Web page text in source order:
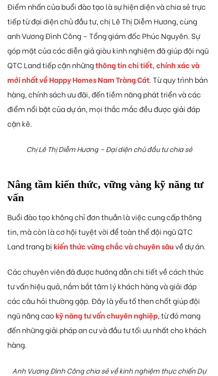
Điểm nhấn của buổi đào tạo là sự hiện diện và chia sẻ trực
tiếp từ đại diện chủ đầu tư, chị Lê Thị Diễm Hương, cùng
anh Vương Đình Công – Tổng giám đốc Phúc Nguyên. Sự
góp mặt của các diễn giả giàu kinh nghiệm đã giúp đội ngũ
QTC Land tiếp cận nhữngthông tin chi tiết, chính xác và
mới nhất về Happy Homes Nam Tràng Cát. Từ quy trình bán
hàng, chính sách ưu đãi, đến tiềm năng phát triển và các
điểm nổi bật của dự án, mọi thắc mắc đều được giải đáp
cặn kẽ.
Chị Lê Thị Diễm Hương – Đại diện chủ đầu tư chia sẻ
Nâng tầm kiến thức, vững vàng kỹ năng tư
vấn
Buổi đào tạo không chỉ đơn thuần là việc cung cấp thông
tin, mà còn là cơ hội tuyệt vời để toàn thể đội ngũ QTC
Land trang bị kiến thức vững chắc và chuyên sâuvề dự án.
Các chuyên viên đã được hướng dẫn chi tiết về cách thức
tư vấn hiệu quả, nắm bắt tâm lý khách hàng và giải đáp
các câu hỏi thường gặp. Đây là yếu tố then chốt giúp đội
ngũ nâng cao kỹ năng tư vấn chuyên nghiệp, từ đó mang
đến những giải pháp an cư và đầu tư tối ưu nhất cho khách
hàng.
Anh Vương Đình Công chia sẻ về kinh nghiệm thực chiến Dự